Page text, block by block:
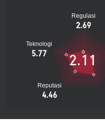
Regulasi
2.69
Teknologi
5.77
Reputasi
4.46
2.11